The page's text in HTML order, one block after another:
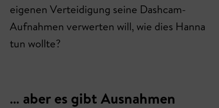
eigenen Verteidigung seine Dashcam-
Aufnahmen verwerten will, wie dies Hanna
tun wollte?
… aber es gibt Ausnahmen